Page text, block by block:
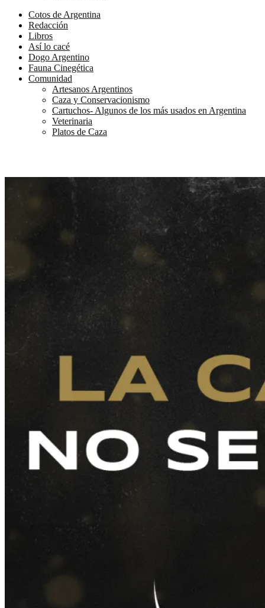
Cotos de Argentina
Redacción
Libros
Así lo cacé
Dogo Argentino
Fauna Cinegética
Comunidad
Artesanos Argentinos
Caza y Conservacionismo
Cartuchos- Algunos de los más usados en Argentina
Veterinaria
Platos de Caza